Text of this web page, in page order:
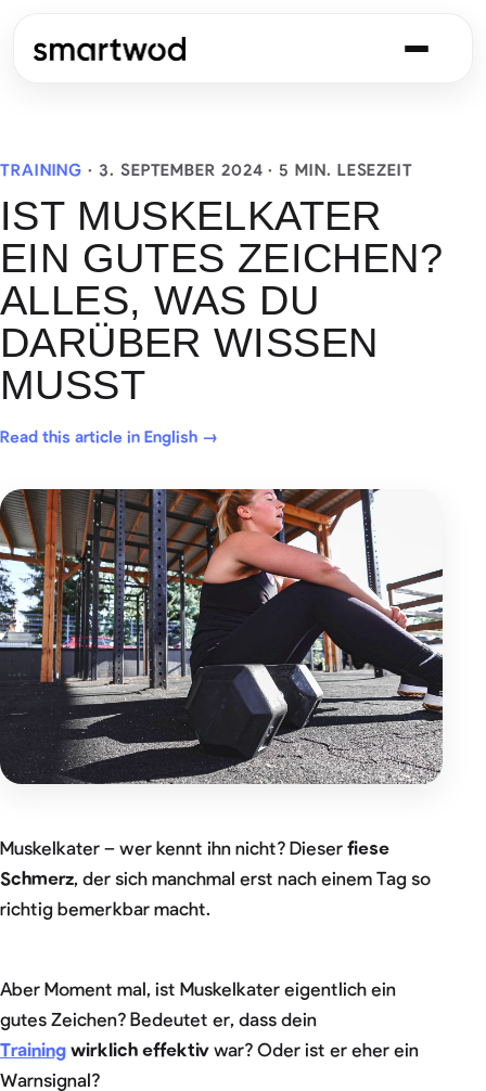
TRAINING ·3. SEPTEMBER 2024 · 5 MIN. LESEZEIT
IST MUSKELKATER
EIN GUTES ZEICHEN?
ALLES, WAS DU
DARÜBER WISSEN
MUSST
Read this article in English →
Muskelkater – wer kennt ihn nicht? Dieser fiese
Schmerz, der sich manchmal erst nach einem Tag so
richtig bemerkbar macht.
Aber Moment mal, ist Muskelkater eigentlich ein
gutes Zeichen? Bedeutet er, dass dein
Training wirklich effektiv war? Oder ist er eher ein
Warnsignal?